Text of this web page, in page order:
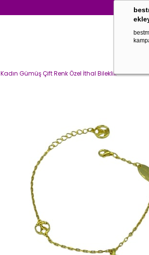
Kadın Gümüş Çift Renk Özel İthal Bileklik